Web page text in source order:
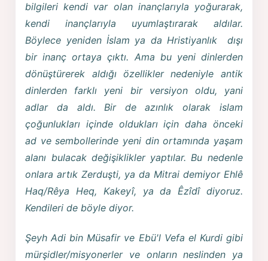
bilgileri kendi var olan inançlarıyla yoğurarak,
kendi inançlarıyla uyumlaştırarak aldılar.
Böylece yeniden İslam ya da Hristiyanlık dışı
bir inanç ortaya çıktı. Ama bu yeni dinlerden
dönüştürerek aldığı özellikler nedeniyle antik
dinlerden farklı yeni bir versiyon oldu, yani
adlar da aldı. Bir de azınlık olarak islam
çoğunlukları içinde oldukları için daha önceki
ad ve sembollerinde yeni din ortamında yaşam
alanı bulacak değişiklikler yaptılar. Bu nedenle
onlara artık Zerduşti, ya da Mitrai demiyor Ehlê
Haq/Rêya Heq, Kakeyî, ya da Êzîdî diyoruz.
Kendileri de böyle diyor.
Şeyh Adi bin Müsafir ve Ebü'l Vefa el Kurdi gibi
mürşidler/misyonerler ve onların neslinden ya